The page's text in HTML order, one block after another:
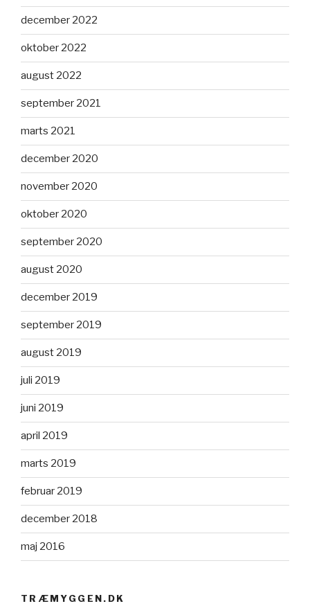
december 2022
oktober 2022
august 2022
september 2021
marts 2021
december 2020
november 2020
oktober 2020
september 2020
august 2020
december 2019
september 2019
august 2019
juli 2019
juni 2019
april 2019
marts 2019
februar 2019
december 2018
maj 2016
TRÆMYGGEN.DK